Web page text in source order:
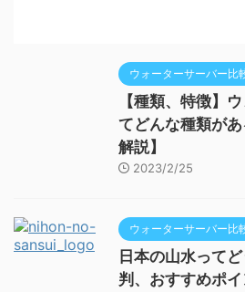
ウォーターサーバー比
【種類、特徴】
てどんな種類が
解説】
2023/2/25
ウォーターサーバー比
日本の山水って
判、おすすめポイ